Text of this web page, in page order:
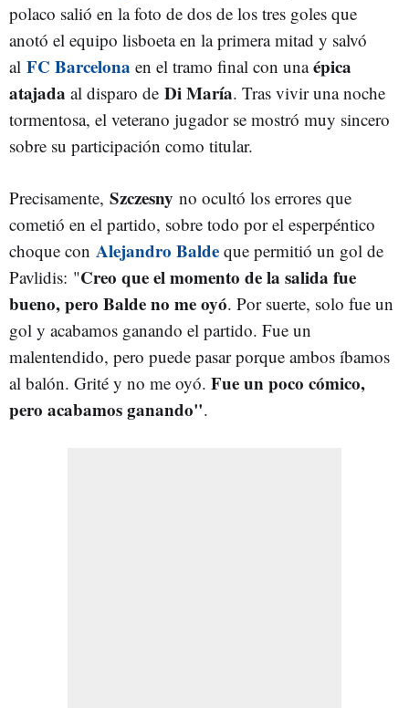
polaco salió en la foto de dos de los tres goles que
anotó el equipo lisboeta en la primera mitad y salvó
al FC Barcelona en el tramo final con unaépica
atajada al disparo de Di María. Tras vivir una noche
tormentosa, el veterano jugador se mostró muy sincero
sobre su participación como titular.
Precisamente, Szczesny no ocultó los errores que
cometió en el partido, sobre todo por el esperpéntico
choque con Alejandro Balde que permitió un gol de
Pavlidis: "Creo que el momento de la salida fue
bueno, pero Balde no me oyó. Por suerte, solo fue un
gol y acabamos ganando el partido. Fue un
malentendido, pero puede pasar porque ambos íbamos
al balón. Grité y no me oyó. Fue un poco cómico,
pero acabamos ganando".